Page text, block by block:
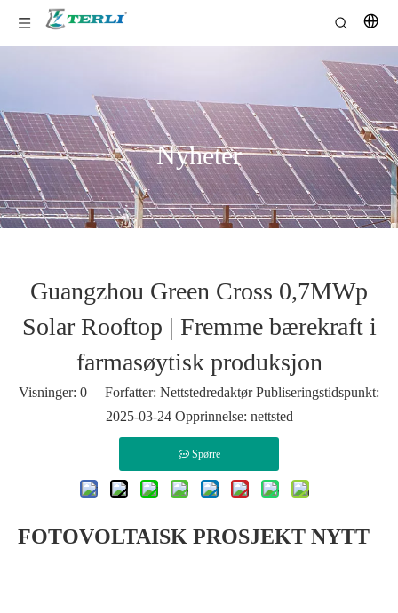
Nyheter
Guangzhou Green Cross 0,7MWp
Solar Rooftop | Fremme bærekraft i
farmasøytisk produksjon
Visninger: 0 Forfatter: Nettstedredaktør Publiseringstidspunkt:
2025-03-24 Opprinnelse: nettsted
Spørre
FOTOVOLTAISK PROSJEKT NYTT